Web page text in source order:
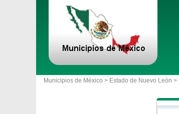
Municipios de México > Estado de Nuevo León >